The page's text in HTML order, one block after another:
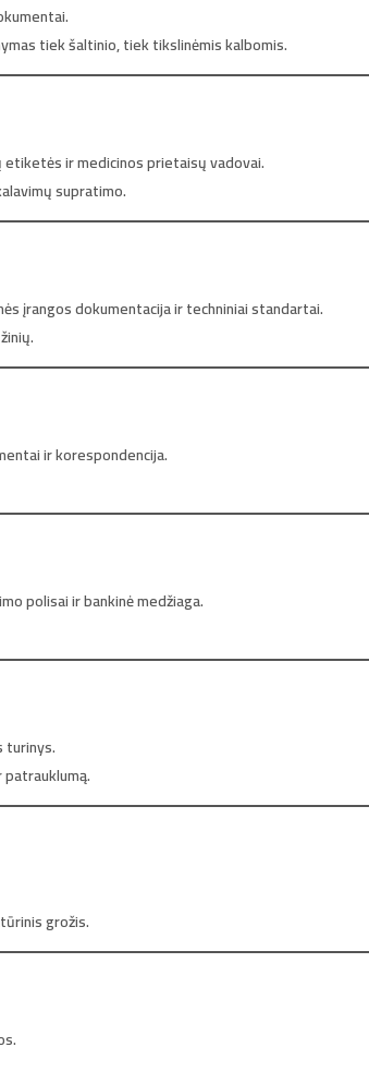
tiek šaltinio, tiek tikslinėmis kalbomis.
ir medicinos prietaisų vadovai.
supratimo.
įrangos dokumentacija ir techniniai standartai.
ir korespondencija.
polisai ir bankinė medžiaga.
turinys.
grožis.